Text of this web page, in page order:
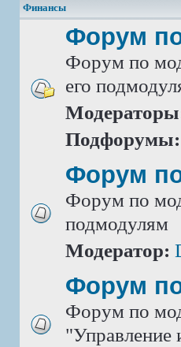
Финансы
Форум
Форум по
его
Подфорумы:
Форум
Форум по
подмодулям
Модератор:
Форум
Форум по
"Управление